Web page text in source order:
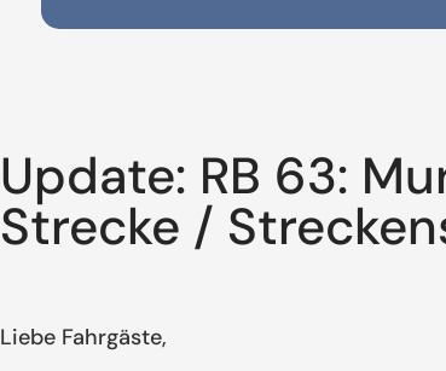
Update: RB 63:
Strecke /
Liebe Fahrgäste,